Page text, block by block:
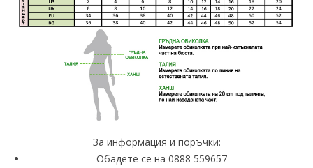
За информация и поръчки:
Обадете се на 0888 559657